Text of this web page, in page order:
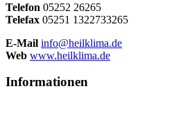
Telefon 05252 26265
Telefax 05251 1322733265
E-Mail info@heilklima.de
Web www.heilklima.de
Informationen